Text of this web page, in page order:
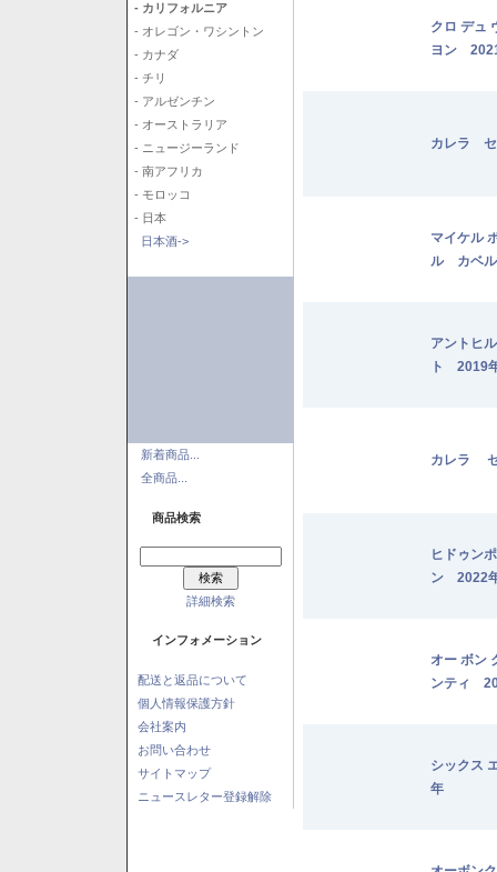
- カリフォルニア
- オレゴン・ワシントン
- カナダ
- チリ
- アルゼンチン
- オーストラリア
- ニュージーランド
- 南アフリカ
- モロッコ
- 日本
日本酒->
新着商品...
全商品...
商品検索
詳細検索
インフォメーション
配送と返品について
個人情報保護方針
会社案内
お問い合わせ
サイトマップ
ニュースレター登録解除
クロ デュ
ヨン
カレラ
マイケル
ル カベ
アントヒ
ト 2019
カレラ
ヒドゥン
ン 2022
オー ボン
ンティ
シックス
年